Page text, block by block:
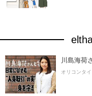
川島海荷
オリコンタ